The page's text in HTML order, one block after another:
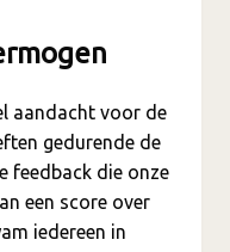
aandacht voor de
gedurende de
feedback die onze
een score over
iedereen in